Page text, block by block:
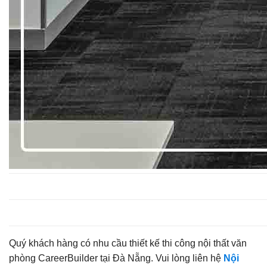
Quý khách hàng có nhu cầu thiết kế thi công nội thất văn
phòng CareerBuilder tại Đà Nẵng. Vui lòng liên hệ Nội